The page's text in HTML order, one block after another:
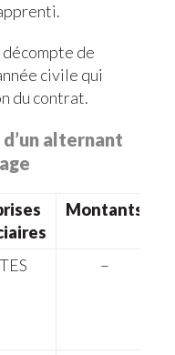
de
civile qui
du contrat.
alternant
Montants
–